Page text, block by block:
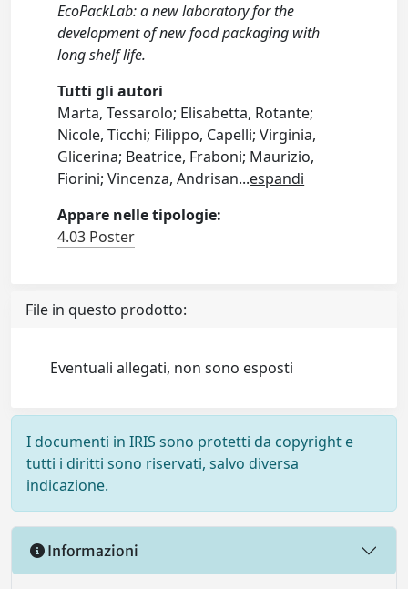
EcoPackLab: a new laboratory for the
development of new food packaging with
long shelf life.
Tutti gli autori
Marta, Tessarolo; Elisabetta, Rotante;
Nicole, Ticchi; Filippo, Capelli; Virginia,
Glicerina; Beatrice, Fraboni; Maurizio,
Fiorini; Vincenza, Andrisan...espandi
Appare nelle tipologie:
4.03 Poster
File in questo prodotto:
Eventuali allegati, non sono esposti
I documenti in IRIS sono protetti da copyright e
tutti i diritti sono riservati, salvo diversa
indicazione.
Informazioni